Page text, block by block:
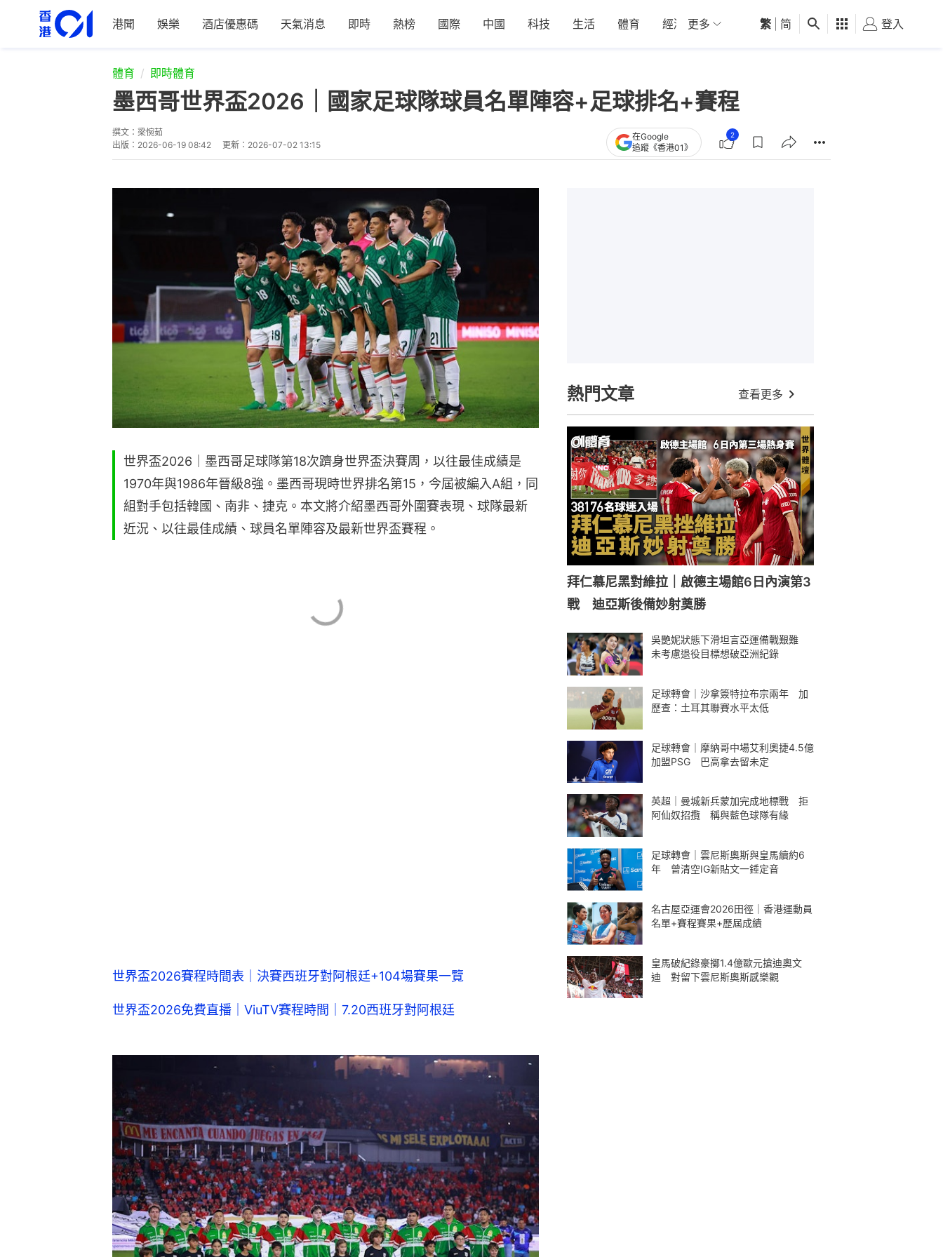
港聞 娛樂 酒店優惠碼 天氣消息 即時 熱榜 國際 中國 科技 生活 體育 經濟 01深圳 觀點 健康 好食玩飛
更多 繁 简 登入
體育 即時體育
墨西哥世界盃2026｜國家足球隊球員名單陣容+足球排名+賽程
撰文： 梁惋茹
出版： 2026-06-19 08:42 更新： 2026-07-02 13:15
在Google
追蹤《香港01》
2
世界盃2026｜墨西哥足球隊第18次躋身世界盃決賽周，以往最佳成績是
1970年與1986年晉級8強。墨西哥現時世界排名第15，今屆被編入A組，同
組對手包括韓國、南非、捷克。本文將介紹墨西哥外圍賽表現、球隊最新
近況、以往最佳成績、球員名單陣容及最新世界盃賽程。
世界盃2026賽程時間表｜決賽西班牙對阿根廷+104場賽果一覽
世界盃2026免費直播｜ViuTV賽程時間｜7.20西班牙對阿根廷
熱門文章 查看更多
拜仁慕尼黑對維拉｜啟德主場館6日內演第3
戰 迪亞斯後備妙射奠勝
吳艷妮狀態下滑坦言亞運備戰艱難
未考慮退役目標想破亞洲紀錄
足球轉會｜沙拿簽特拉布宗兩年 加
歷查：土耳其聯賽水平太低
足球轉會｜摩納哥中場艾利奧捷4.5億
加盟PSG 巴高拿去留未定
英超｜曼城新兵蒙加完成地標戰 拒
阿仙奴招攬 稱與藍色球隊有緣
足球轉會｜雲尼斯奧斯與皇馬續約6
年 曾清空IG新貼文一錘定音
名古屋亞運會2026田徑｜香港運動員
名單+賽程賽果+歷屆成績
皇馬破紀錄豪擲1.4億歐元搶迪奧文
迪 對留下雲尼斯奧斯感樂觀